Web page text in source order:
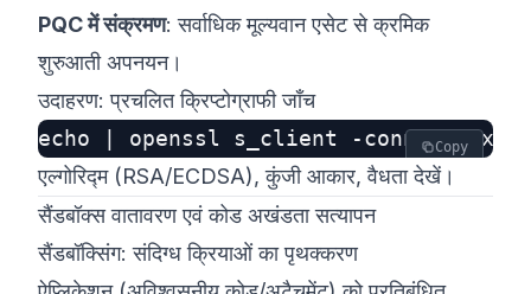
PQC में संक्रमण: सर्वाधिक मूल्यवान एसेट से क्रमिक
शुरुआती अपनयन।
उदाहरण: प्रचलित क्रिप्टोग्राफी जाँच
Copy
एल्गोरिद्म (RSA/ECDSA), कुंजी आकार, वैधता देखें।
सैंडबॉक्स वातावरण एवं कोड अखंडता सत्यापन
सैंडबॉक्सिंग: संदिग्ध क्रियाओं का पृथक्करण